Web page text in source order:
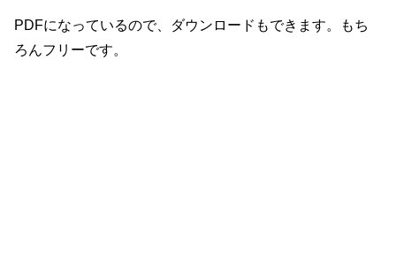
PDFになっているので、ダウンロードもできます。もち
ろんフリーです。